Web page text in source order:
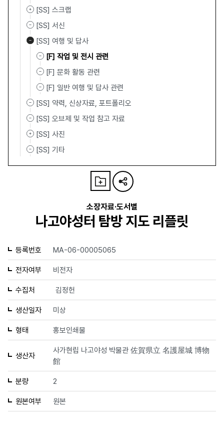
[SS] 스크랩
[SS] 서신
[SS] 여행 및 답사
[F] 작업 및 전시 관련
[F] 문화 활동 관련
[F] 일반 여행 및 답사 관련
[SS] 약력, 신상자료, 포트폴리오
[SS] 오브제 및 작업 참고 자료
[SS] 사진
[SS] 기타
소장자료·도서별
나고야성터 탐방 지도 리플릿
등록번호 MA-06-00005065
전자여부 비전자
수집처 김정헌
생산일자 미상
형태 홍보인쇄물
생산자
사가현립 나고야성 박물관 佐賀県立 名護屋城 博物
館
분량 2
원본여부 원본